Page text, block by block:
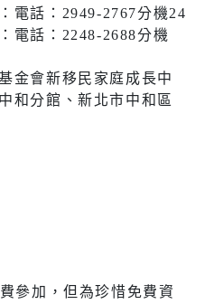
電話：2949-2767分機24
電話：2248-2688分機
金會新移民家庭成長中
和分館、新北市中和區
參加，但為珍惜免費資